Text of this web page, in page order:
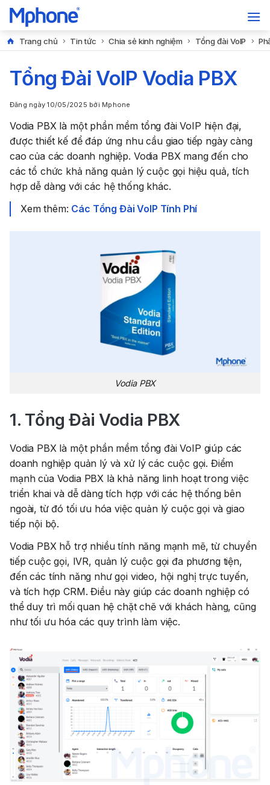
Trang chủ Tin tức Chia sẻ kinh nghiệm Tổng đài VoIP
Tổng Đài VoIP Vodia PBX
Đăng ngày10/05/2025 bởi Mphone
Vodia PBXlà một phần mềm tổng đài VoIP hiện đại,
được thiết kế để đáp ứng nhu cầu giao tiếp ngày càng
cao của các doanh nghiệp. Vodia PBX mang đến cho
các tổ chức khả năng quản lý cuộc gọi hiệu quả, tích
hợp dễ dàng với các hệ thống khác.
Xem thêm: Các Tổng Đài VoIP Tính Phí
Vodia PBX
1. Tổng Đài Vodia PBX
Vodia PBX là một phần mềm tổng đài VoIP giúp các
doanh nghiệp quản lý và xử lý các cuộc gọi. Điểm
mạnh của Vodia PBX là khả năng linh hoạt trong việc
triển khai và dễ dàng tích hợp với các hệ thống bên
ngoài, từ đó tối ưu hóa việc quản lý cuộc gọi và giao
tiếp nội bộ.
Vodia PBX hỗ trợ nhiều tính năng mạnh mẽ, từ chuyển
tiếp cuộc gọi, IVR, quản lý cuộc gọi đa phương tiện,
đến các tính năng nhưgọi video, hội nghị trực tuyến,
và tích hợp CRM. Điều này giúp các doanh nghiệp có
thể duy trì mối quan hệ chặt chẽ với khách hàng, cũng
như tối ưu hóa các quy trình làm việc.